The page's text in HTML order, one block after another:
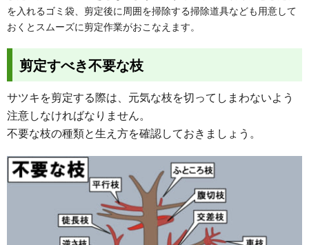
を入れるゴミ袋、剪定後に周囲を掃除する掃除道具なども用意して
おくとスムーズに剪定作業がおこなえます。
剪定すべき不要な枝
サツキを剪定する際は、元気な枝を切ってしまわないよう
注意しなければなりません。
不要な枝の種類と生え方を確認しておきましょう。